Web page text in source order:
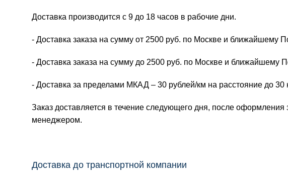
Доставка производится с 9 до 18 часов в рабочие дни.
- Доставка заказа на сумму от 2500 руб. по Москве и
- Доставка заказа на сумму до 2500 руб. по Москве и ближайшему
- Доставка за пределами МКАД – 30 рублей/км на расстояние до 30
Заказ доставляется в течение следующего дня, после оформления
менеджером.
Доставка до транспортной компании